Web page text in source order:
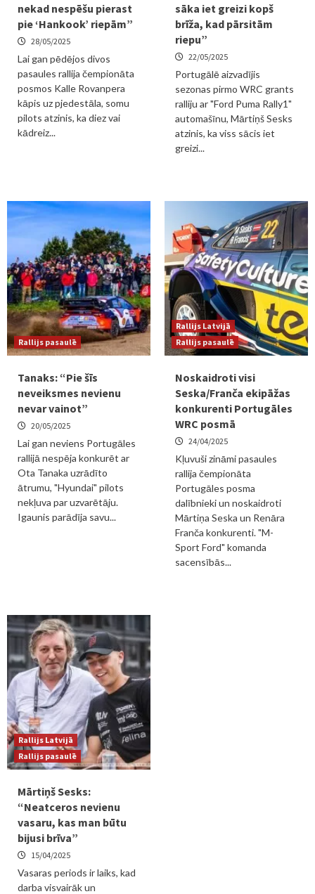
nekad nespēšu pierast
pie ‘Hankook’ riepām”
28/05/2025
Lai gan pēdējos divos
pasaules rallija čempionāta
posmos Kalle Rovanpera
kāpis uz pjedestāla, somu
pilots atzinis, ka diez vai
kādreiz...
sāka iet greizi kopš
brīža, kad pārsitām
riepu”
22/05/2025
Portugālē aizvadījis
sezonas pirmo WRC grants
ralliju ar "Ford Puma Rally1"
automašīnu, Mārtiņš Sesks
atzinis, ka viss sācis iet
greizi...
Rallijs pasaulē
Tanaks: “Pie šīs
neveiksmes nevienu
nevar vainot”
20/05/2025
Lai gan neviens Portugāles
rallijā nespēja konkurēt ar
Ota Tanaka uzrādīto
ātrumu, "Hyundai" pilots
nekļuva par uzvarētāju.
Igaunis parādīja savu...
Rallijs Latvijā
Rallijs pasaulē
Noskaidroti visi
Seska/Franča ekipāžas
konkurenti Portugāles
WRC posmā
24/04/2025
Kļuvuši zināmi pasaules
rallija čempionāta
Portugāles posma
dalībnieki un noskaidroti
Mārtiņa Seska un Renāra
Franča konkurenti. "M-
Sport Ford" komanda
sacensībās...
Rallijs Latvijā
Rallijs pasaulē
Mārtiņš Sesks:
“Neatceros nevienu
vasaru, kas man būtu
bijusi brīva”
15/04/2025
Vasaras periods ir laiks, kad
darba visvairāk un